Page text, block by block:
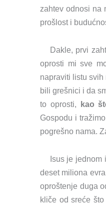
zahtev odnosi na
prošlost i
Dakle, prvi
oprosti mi sve
napraviti listu
bili grešnici i da
to oprosti,
kao
Gospodu i
pogrešno nama.
Isus je
deset miliona
oproštenje duga
kliče od sreće